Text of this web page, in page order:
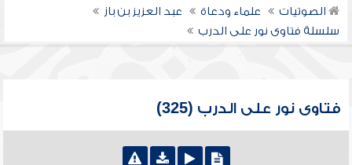
الصوتيات علماء ودعاة
عبد العزيز بن باز
سلسلة فتاوى نور على الدرب
فتاوى نور على الدرب (325)